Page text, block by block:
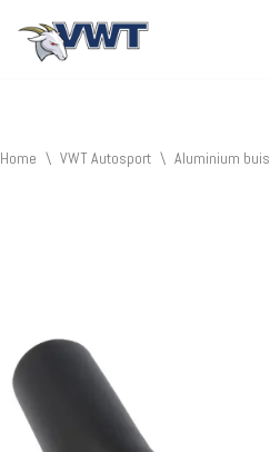
Home \ VWT Autosport \ Aluminium buis